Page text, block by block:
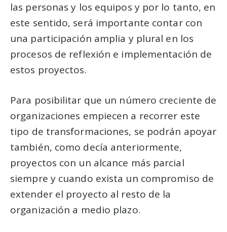
las personas y los equipos y por lo tanto, en
este sentido, será importante contar con
una participación amplia y plural en los
procesos de reflexión e implementación de
estos proyectos.
Para posibilitar que un número creciente de
organizaciones empiecen a recorrer este
tipo de transformaciones, se podrán apoyar
también, como decía anteriormente,
proyectos con un alcance más parcial
siempre y cuando exista un compromiso de
extender el proyecto al resto de la
organización a medio plazo.